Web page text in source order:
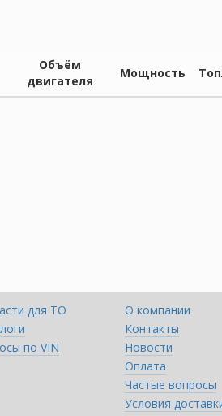
Объём
двигателя
Мощность
для ТО
по VIN
О компании
Контакты
Новости
Оплата
Частые вопросы
Условия